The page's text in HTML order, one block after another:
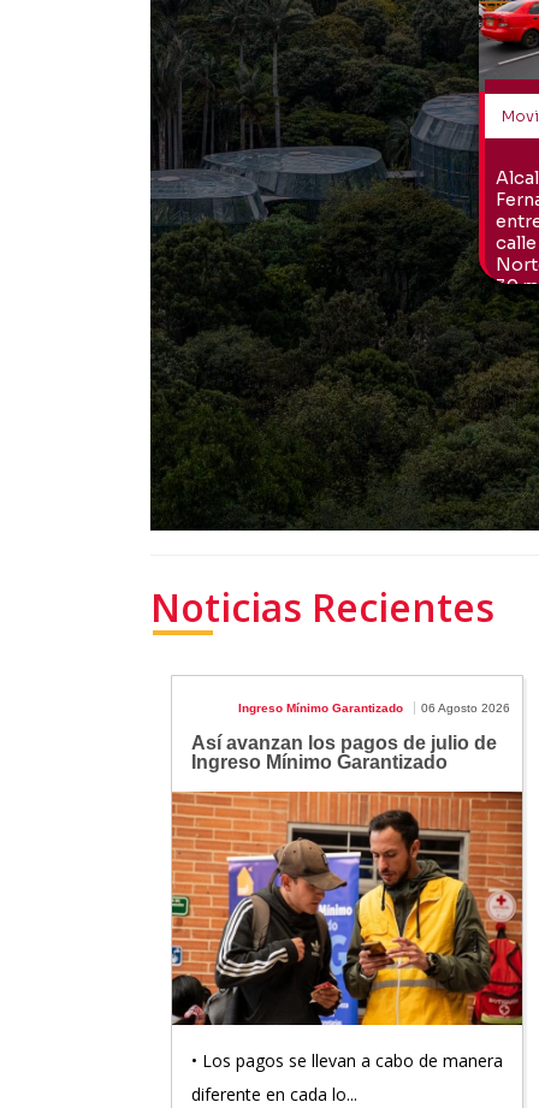
Noticias Recientes
Ingreso Mínimo Garantizado 06 Agosto 2026
Así avanzan los pagos de julio de
Ingreso Mínimo Garantizado
• Los pagos se llevan a cabo de manera
diferente en cada lo...